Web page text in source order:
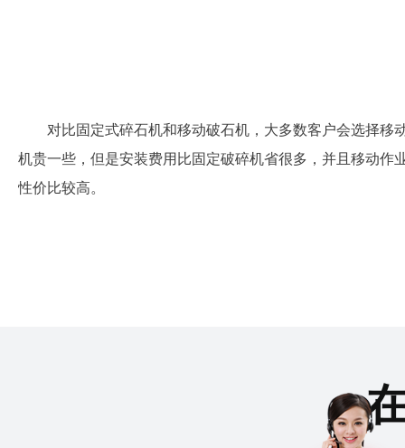
对比固定式碎石机和移动破石机，大多数客户会选择移
机贵一些，但是安装费用比固定破碎机省很多，并且移动作
性价比较高。